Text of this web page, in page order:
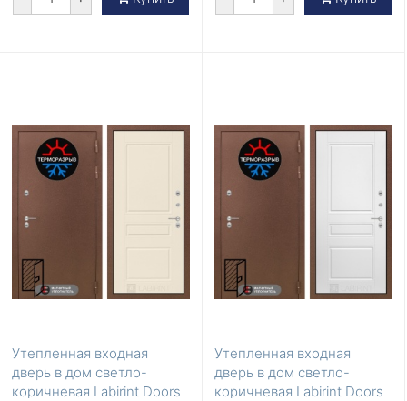
Утепленная входная
дверь в дом светло-
коричневая Labirint Doors
Утепленная входная
дверь в дом светло-
коричневая Labirint Doors